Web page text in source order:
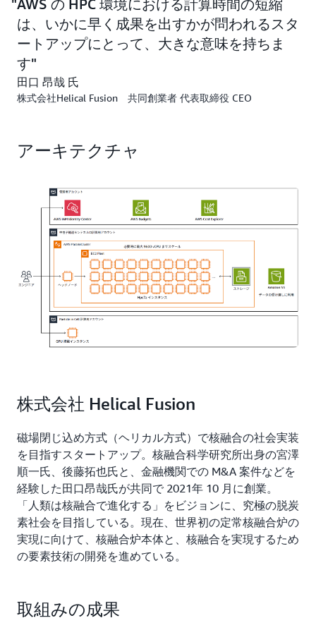
AWS の採用決定後、同社は 2023 年 12月にワークショ
ップで HPC の技術スタックに触れ、2024 年 1 月から 2
月にかけて PoC を実施しました。
「AWS ParallelCluster を用いたシミュレーションで
は、AWS の担当者にハンズオンを実施していただいて
などの課題に直面しました。しかし、これらは AWS の
担当者との月 1 回のミーティングでアドバイスを受け
Amazon EC2 の GPU インスタンスを活用した電磁解析
のシミュレーションでは、GPU の種類、メモリー、
GPU クロック数などを加味して最適な組み合わせを検
証。チーフリサーチャーの金田健一氏は「NVIDIAV100
GPU を搭載した Amazon EC2 P3インスタンスを使って
計算している中で、AWS の担当者から上位クラスの
NVIDIAA10G GPU を搭載した Amazon EC2 G5インスタ
ンス を紹介いただき、P3 インスタンスと G5 インスタ
ンスのメモリーやクロック数を考慮してコストパフォー
利用するためのアーキテクチャは、AWS Control Tower
境を構築しています。
「研究開発用の HPC 環境として外部からの攻撃に強い
アーキテクチャを構築・維持することが重要です。現在
も AWS の担当者のアドバイスを受けながらアカウント
管理を強化しています」（中村氏）
導入効果
現在、中村氏はほぼ毎日、AWS ParallelClusterを活用し
AWS の HPC 環境における計算時間の短縮
は、いかに早く成果を出すかが問われるスタ
ートアップにとって、大きな意味を持ちま
す
田口 昂哉 氏
株式会社Helical Fusion 共同創業者 代表取締役 CEO
アーキテクチャ
株式会社 Helical Fusion
磁場閉じ込め方式（ヘリカル方式）で核融合の社会実装
を目指すスタートアップ。核融合科学研究所出身の宮澤
順一氏、後藤拓也氏と、金融機関での M&A 案件などを
経験した田口昂哉氏が共同で 2021年 10 月に創業。
「人類は核融合で進化する」をビジョンに、究極の脱炭
素社会を目指している。現在、世界初の定常核融合炉の
実現に向けて、核融合炉本体と、核融合を実現するため
の要素技術の開発を進めている。
取組みの成果